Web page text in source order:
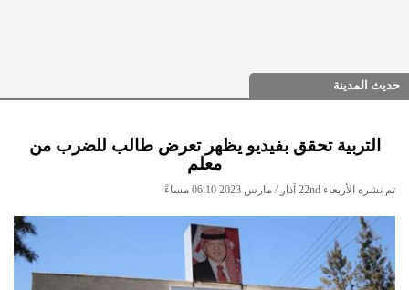
حديث المدينة
التربية تحقق بفيديو يظهر تعرض طالب للضرب من
معلم
تم نشره الأربعاء 22nd آذار / مارس 2023 06:10 مساءً